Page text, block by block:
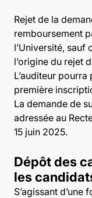
Rejet de la
remboursement
l’Université, sauf
l’origine du rejet
L’auditeur
première
La demande de
adressée au
15 juin 2025.
Dépôt des
les
S’agissant